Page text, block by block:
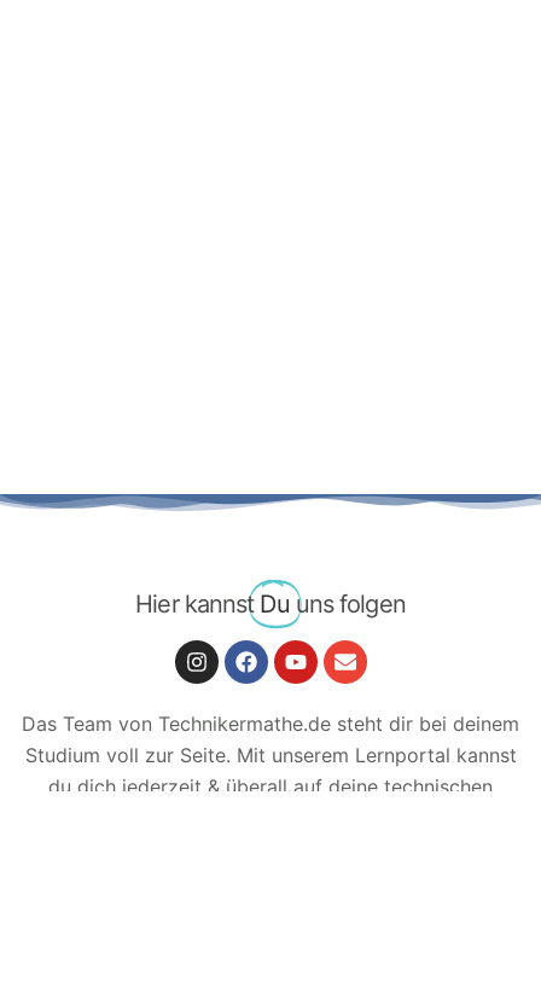
Hier kannst Du uns folgen
Das Team von Technikermathe.de steht dir bei deinem
Studium voll zur Seite. Mit unserem Lernportal kannst
du dich jederzeit & überall auf deine technischen